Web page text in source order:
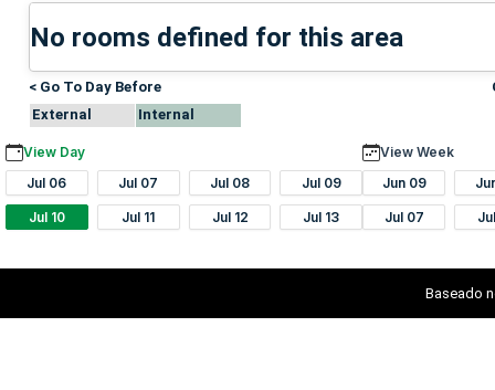
No rooms defined for this area
< Go To Day Before
External
Internal
View Day
Jul 06
Jul 07 Jul 08 Jul 09
Jul 10 Jul 11 Jul 12 Jul 13
View Week
Jun 09
Jul 07
Baseado